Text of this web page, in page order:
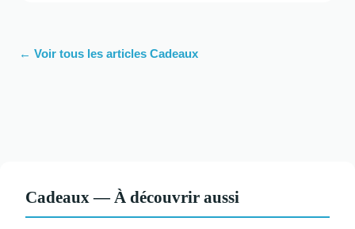
← Voir tous les articles Cadeaux
Cadeaux — À découvrir aussi